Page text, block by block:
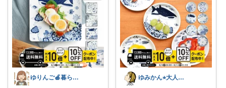
ゆりんご🍎暮らしにまつわるおすすめ品 ゆみかん⭐︎大人の暮らし研究室